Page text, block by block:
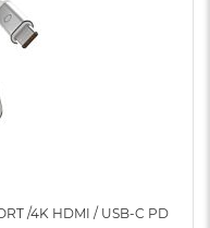
/4K HDMI / USB-C PD